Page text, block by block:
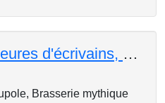
Demeures d'écrivains, ateliers d'artistes et jardins secrets de Montparnasse, de l'académie de la Gr
Brasserie mythique